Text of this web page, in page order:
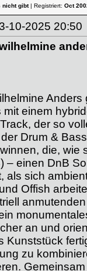
nicht gibt| Registriert: Oct
10-2025
Anders
mit einem
der so
Drum &
die, wie
– einen DnB
als sich
Offish
an und
Kunststück
zu